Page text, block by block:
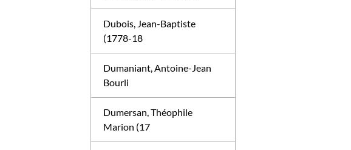
Dubois, Jean-Baptiste
(1778-18
Dumaniant, Antoine-Jean
Bourli
Dumersan, Théophile
Marion (17